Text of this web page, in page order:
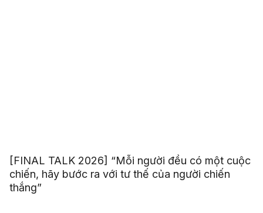
[FINAL TALK 2026] “Mỗi người đều có một cuộc
chiến, hãy bước ra với tư thế của người chiến
thắng”